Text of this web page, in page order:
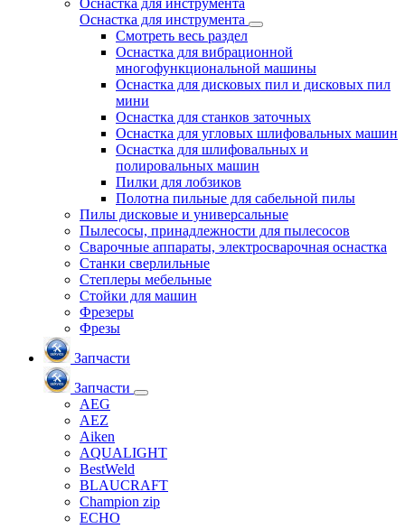
Оснастка для инструмента
Оснастка для инструмента
Смотреть весь раздел
Оснастка для вибрационной
многофункциональной машины
Оснастка для дисковых пил и дисковых пил
мини
Оснастка для станков заточных
Оснастка для угловых шлифовальных машин
Оснастка для шлифовальных и
полировальных машин
Пилки для лобзиков
Полотна пильные для сабельной пилы
Пилы дисковые и универсальные
Пылесосы, принадлежности для пылесосов
Сварочные аппараты, электросварочная оснастка
Станки сверлильные
Степлеры мебельные
Стойки для машин
Фрезеры
Фрезы
Запчасти
Запчасти
AEG
AEZ
Aiken
AQUALIGHT
BestWeld
BLAUCRAFT
Champion zip
ECHO